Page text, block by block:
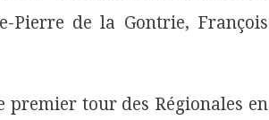
Pierre de la Gontrie, François
tour des Régionales en